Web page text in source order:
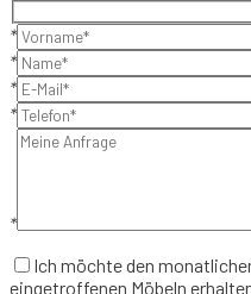
*
*
*
*
*
Ich möchte den
eingetroffenen Möbeln